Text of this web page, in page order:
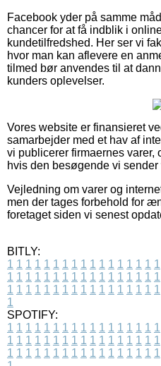
Facebook yder på samme
chancer for at få indblik i
kundetilfredshed. Her ser vi
hvor man kan aflevere en
tilmed bør anvendes til at
kunders oplevelser.
Vores website er finansieret
samarbejder med et hav af
vi publicerer firmaernes varer,
hvis den besøgende vi
Vejledning om varer og
men der tages forbehold for
foretaget siden vi senest
BITLY:
1 1 1 1 1 1 1 1 1 1 1 1 1 1 1 1 1
1 1 1 1 1 1 1 1 1 1 1 1 1 1 1 1 1
1 1 1 1 1 1 1 1 1 1 1 1 1 1 1 1 1
1
SPOTIFY:
1 1 1 1 1 1 1 1 1 1 1 1 1 1 1 1 1
1 1 1 1 1 1 1 1 1 1 1 1 1 1 1 1 1
1 1 1 1 1 1 1 1 1 1 1 1 1 1 1 1 1